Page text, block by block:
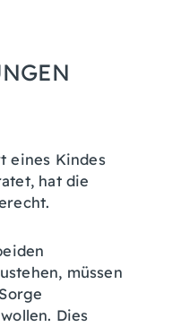
eines Kindes
hat die
müssen
Dies